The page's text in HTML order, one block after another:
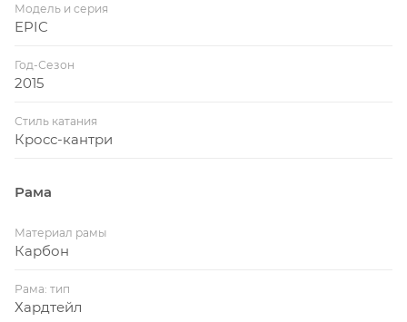
Модель и серия
EPIC
Год-Сезон
2015
Стиль катания
Кросс-кантри
Рама
Материал рамы
Карбон
Рама: тип
Хардтейл